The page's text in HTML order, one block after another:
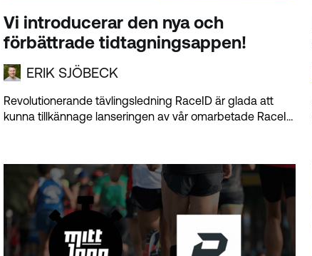
Vi introducerar den nya och
förbättrade tidtagningsappen!
ERIK SJÖBECK
Revolutionerande tävlingsledning RaceID är glada att
kunna tillkännage lanseringen av vår omarbetade RaceID